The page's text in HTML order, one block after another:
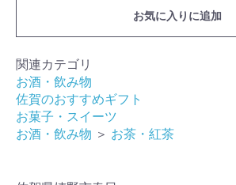
お気に入りに追加
関連カテゴリ
お酒・飲み物
佐賀のおすすめギフト
お菓子・スイーツ
お酒・飲み物 ＞ お茶・紅茶